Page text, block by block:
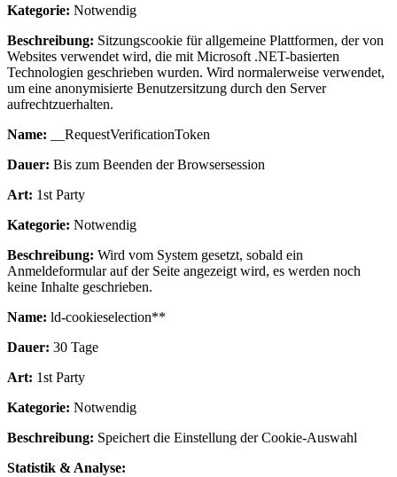
Kategorie: Notwendig
Beschreibung: Sitzungscookie für allgemeine Plattformen, der von
Websites verwendet wird, die mit Microsoft .NET-basierten
Technologien geschrieben wurden. Wird normalerweise verwendet,
um eine anonymisierte Benutzersitzung durch den Server
aufrechtzuerhalten.
Name: __RequestVerificationToken
Dauer: Bis zum Beenden der Browsersession
Art: 1st Party
Kategorie: Notwendig
Beschreibung: Wird vom System gesetzt, sobald ein
Anmeldeformular auf der Seite angezeigt wird, es werden noch
keine Inhalte geschrieben.
Name: ld-cookieselection**
Dauer: 30 Tage
Art: 1st Party
Kategorie: Notwendig
Beschreibung: Speichert die Einstellung der Cookie-Auswahl
Statistik & Analyse: